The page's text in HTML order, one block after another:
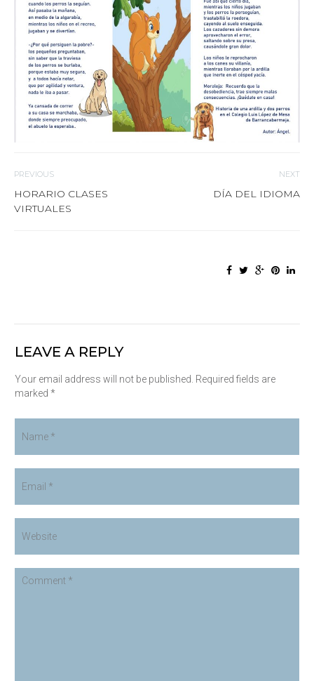
PREVIOUS
HORARIO CLASES
VIRTUALES
NEXT
DÍA DEL IDIOMA
LEAVE A REPLY
Your email address will not be published. Required fields are
marked *